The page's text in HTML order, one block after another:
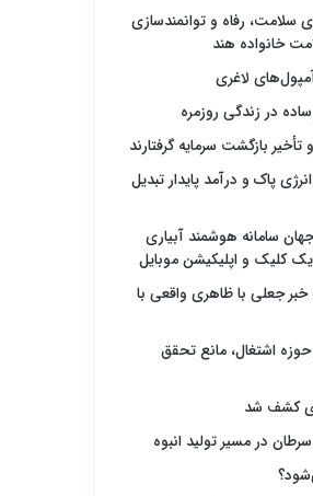
رفاه و توانمندسازی
خانواده هند
لاغری
ساده در زندگی روزمره
تأخیر بازگشت سرمایه گرفتارند
پاک و درآمد پایدار تبدیل
سامانه هوشمند آبیاری
کلیک و اپلیکیشن موبایل
خبر جعلی با ظاهری واقعی با
اشتغال، مانع تحقق
کشف شد
در مسیر تولید انبوه